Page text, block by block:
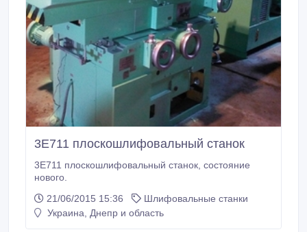
3Е711 плоскошлифовальный станок
3Е711 плоскошлифовальный станок, состояние
нового.
21/06/2015 15:36
Шлифовальные станки
Украина, Днепр и область